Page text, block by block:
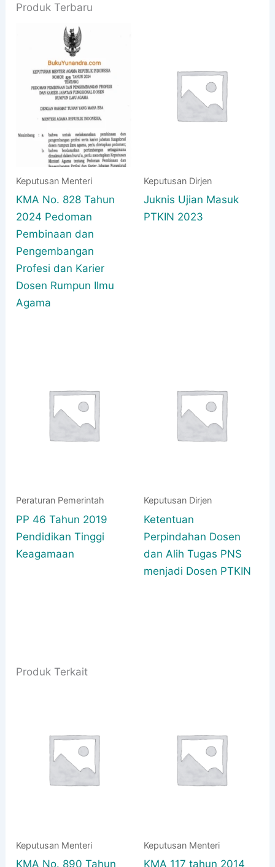
Produk Terbaru
Keputusan Menteri
KMA No. 828 Tahun
2024 Pedoman
Pembinaan dan
Pengembangan
Profesi dan Karier
Dosen Rumpun Ilmu
Agama
Keputusan Dirjen
Juknis Ujian Masuk
PTKIN 2023
Peraturan Pemerintah
PP 46 Tahun 2019
Pendidikan Tinggi
Keagamaan
Keputusan Dirjen
Ketentuan
Perpindahan Dosen
dan Alih Tugas PNS
menjadi Dosen PTKIN
Produk Terkait
Keputusan Menteri
KMA No. 890 Tahun
Keputusan Menteri
KMA 117 tahun 2014